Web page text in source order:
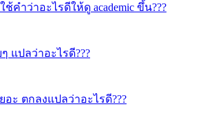
ใช้คำว่าอะไรดีให้ดู academic ขึ้น???
ๆ แปลว่าอะไรดี???
ยอะ ตกลงแปลว่าอะไรดี???